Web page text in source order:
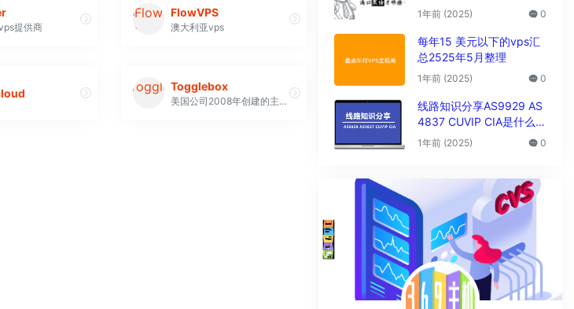
提供商
FlowVPS
澳大利亚vps
Togglebox
美国公司2008年创建的主机商
子黑话大全
1年前 (2025) 0
每年15 美元以下的vps汇
总2525年5月整理
1年前 (2025) 0
线路知识分享AS9929 AS
4837 CUVIP CIA是什么线
路?
1年前 (2025) 0